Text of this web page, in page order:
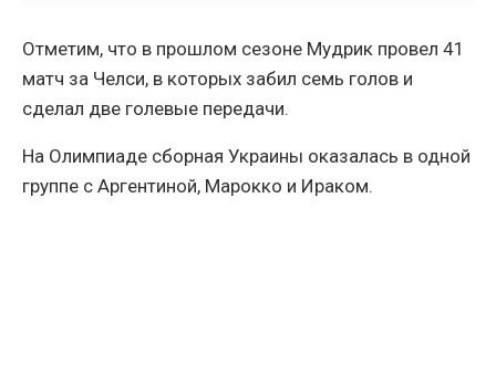
Отметим, что в прошлом сезоне Мудрик провел 41
матч за Челси, в которых забил семь голов и
сделал две голевые передачи.
На Олимпиаде сборная Украины оказалась в одной
группе с Аргентиной, Марокко и Ираком.